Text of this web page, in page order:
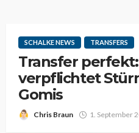
SCHALKE NEWS TRANSFERS
Transfer
verpflichtet
Gomis
Chris Braun 1. September